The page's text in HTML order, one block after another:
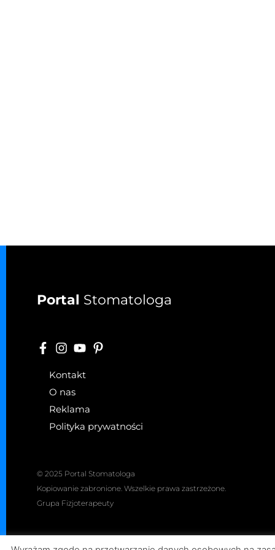
Portal Stomatologa
Kontakt
O nas
Reklama
Polityka prywatności
© 2025 Portal Stomatologa
Kopiowanie zabronione. Wszelkie prawa zastrzeżone.
Grupa Fizjoterapeuty